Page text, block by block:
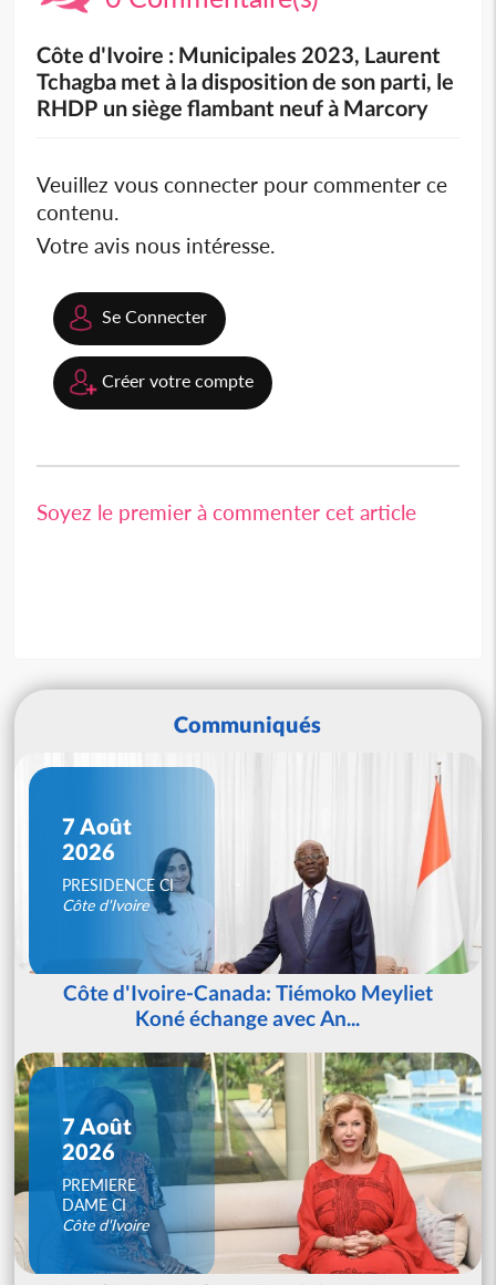
Côte d'Ivoire : Municipales 2023, Laurent
Tchagba met à la disposition de son parti, le
RHDP un siège flambant neuf à Marcory
Veuillez vous connecter pour commenter ce
contenu.
Votre avis nous intéresse.
Se Connecter
Créer votre compte
Soyez le premier à commenter cet article
Communiqués
7 Août
2026
PRESIDENCE CI
Côte d'Ivoire
Côte d'Ivoire-Canada: Tiémoko Meyliet
Koné échange avec An...
7 Août
2026
PREMIERE
DAME CI
Côte d'Ivoire